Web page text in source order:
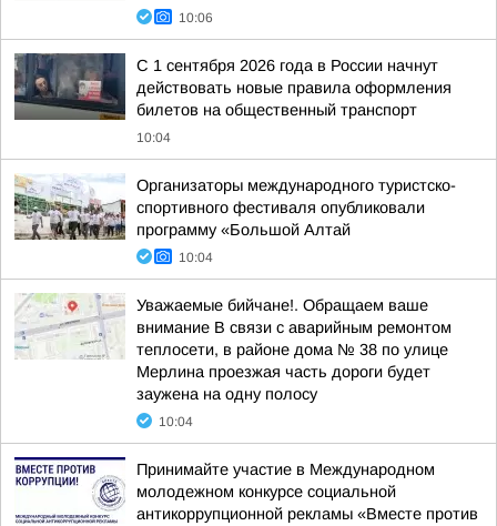
10:06
С 1 сентября 2026 года в России начнут
действовать новые правила оформления
билетов на общественный транспорт
10:04
Организаторы международного туристско-
спортивного фестиваля опубликовали
программу «Большой Алтай
10:04
Уважаемые бийчане!. Обращаем ваше
внимание В связи с аварийным ремонтом
теплосети, в районе дома № 38 по улице
Мерлина проезжая часть дороги будет
заужена на одну полосу
10:04
Принимайте участие в Международном
молодежном конкурсе социальной
антикоррупционной рекламы «Вместе против